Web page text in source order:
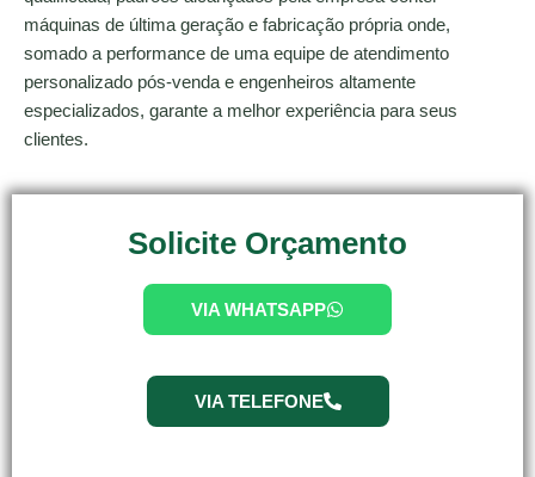
máquinas de última geração e fabricação própria onde,
somado a performance de uma equipe de atendimento
personalizado pós-venda e engenheiros altamente
especializados, garante a melhor experiência para seus
clientes.
Solicite Orçamento
VIA WHATSAPP
VIA TELEFONE